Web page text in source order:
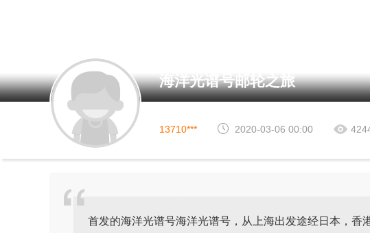
海洋光谱号邮轮之旅
13710*** 2020-03-06 00:00
首发的海洋光谱号海洋光谱号，从上海出发途经日本，